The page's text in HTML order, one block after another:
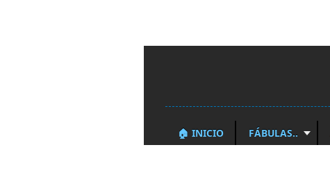
🏠 INICIO FÁBULAS..